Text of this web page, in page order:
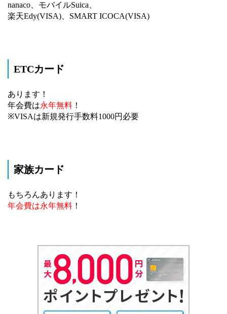
nanaco、モバイルSuica、
楽天Edy(VISA)、SMART ICOCA(VISA)
ETCカード
あります！
年会費は永年無料 ！
※VISAは新規発行手数料1000円必要
家族カード
もちろんあります！
年会費は永年無料 ！